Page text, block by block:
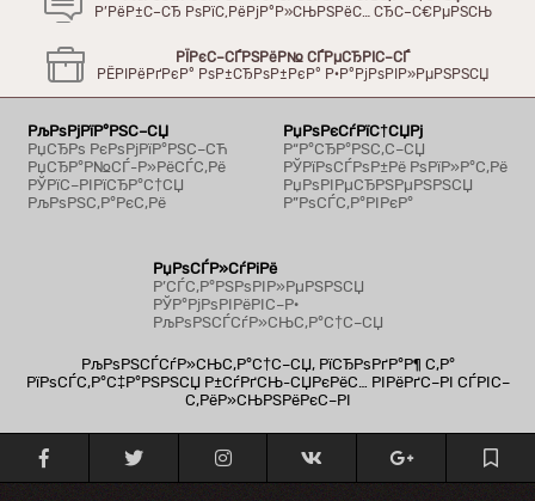
Р’РёР±С–СЂ РѕРїС‚РёРјР°Р»СЊРЅРёС… СЂС–С€РµРЅСЊ
РЇРєС–СЃРЅРёР№ СЃРµСЂРІС–СЃ
РЁРІРёРґРєР° РѕР±СЂРѕР±РєР° Р·Р°РјРѕРІР»РµРЅРЅСЏ
РљРѕРјРїР°РЅС–СЏ
РџСЂРѕ РєРѕРјРїР°РЅС–СЋ
РџСЂР°Р№СЃ-Р»РёСЃС‚Рё
РЎРїС–РІРїСЂР°С†СЏ
РљРѕРЅС‚Р°РєС‚Рё
РџРѕРєСѓРїС†СЏРј
Р“Р°СЂР°РЅС‚С–СЏ
РЎРїРѕСЃРѕР±Рё РѕРїР»Р°С‚Рё
РџРѕРІРµСЂРЅРµРЅРЅСЏ
Р”РѕСЃС‚Р°РІРєР°
РџРѕСЃР»СѓРіРё
Р’СЃС‚Р°РЅРѕРІР»РµРЅРЅСЏ
РЎР°РјРѕРІРёРІС–Р·
РљРѕРЅСЃСѓР»СЊС‚Р°С†С–СЏ
РљРѕРЅСЃСѓР»СЊС‚Р°С†С–СЏ, РїСЂРѕРґР°Р¶ С‚Р°
РїРѕСЃС‚Р°С‡Р°РЅРЅСЏ Р±СѓРґСЊ-СЏРєРёС… РІРёРґС–РІ СЃРІС–
С‚РёР»СЊРЅРёРєС–РІ